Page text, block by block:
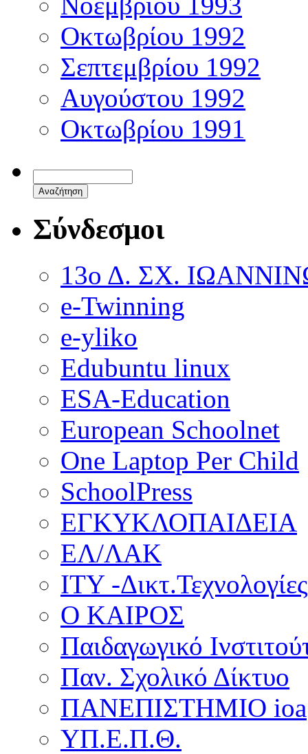
Οκτωβρίου 1992
Σεπτεμβρίου 1992
Αυγούστου 1992
Οκτωβρίου 1991
Σύνδεσμοι
13ο Δ. ΣΧ.
e-Twinning
e-yliko
Edubuntu linux
ESA-Education
European Schoolnet
One Laptop Per Child
SchoolPress
ΕΓΚΥΚΛΟΠΑΙΔΕΙΑ
ΕΛ/ΛΑΚ
ΙΤΥ -Δικτ.Τεχνολογίες
Ο ΚΑΙΡΟΣ
Παιδαγωγικό
Παν. Σχολικό Δίκτυο
ΠΑΝΕΠΙΣΤΗΜΙΟ ioa
ΥΠ.Ε.Π.Θ.